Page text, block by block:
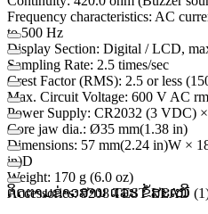
Frequency characteristics: AC
to 500 Hz
Display Section: Digital / LCD,
Sampling Rate: 2.5 times/sec
Crest Factor (RMS): 2.5 or less
Max. Circuit Voltage: 600 V AC
Power Supply: CR2032 (3 VDC)
Core jaw dia.: Ø35 mm(1.38 in)
Dimensions: 57 mm(2.24 in)W ×
in)D
Weight: 170 g (6.0 oz)
Accessories: 9208 TEST LEAD
ຕິດຕາມຂ່າວສານ ແລະ ຂໍ້ສະເໜີ